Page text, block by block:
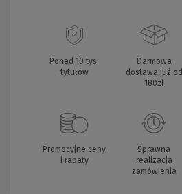
Ponad 10 tys.
tytułów
Darmowa
dostawa już od
180zł
Promocyjne ceny
i rabaty
Sprawna
realizacja
zamówienia